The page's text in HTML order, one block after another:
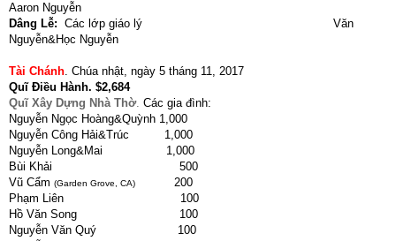
Aaron Nguyễn
Dâng Lễ: Các lớp giáo lý Văn
Nguyễn&Học Nguyễn
Tài Chánh. Chúa nhật, ngày 5 tháng 11, 2017
Quĩ Điều Hành. $2,684
Quĩ Xây Dựng Nhà Thờ. Các gia đình:
Nguyễn Ngọc Hoàng&Quỳnh 1,000
Nguyễn Công Hải&Trúc 1,000
Nguyễn Long&Mai 1,000
Bùi Khải 500
Vũ Cẩm (Garden Grove, CA)
200
Phạm Liên 100
Hồ Văn Song 100
Nguyễn Văn Quý 100